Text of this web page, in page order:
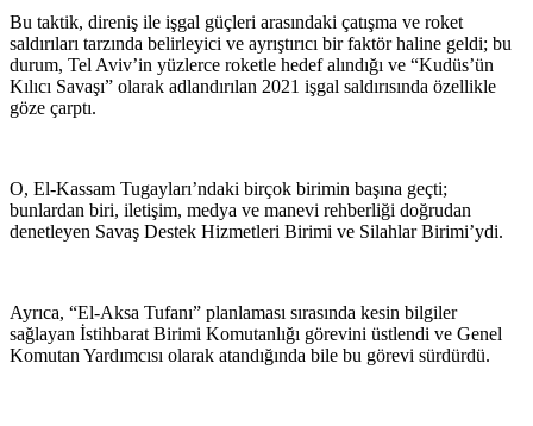
Bu taktik, direniş ile işgal güçleri arasındaki çatışma ve roket
saldırıları tarzında belirleyici ve ayrıştırıcı bir faktör haline geldi; bu
durum, Tel Aviv’in yüzlerce roketle hedef alındığı ve “Kudüs’ün
Kılıcı Savaşı” olarak adlandırılan 2021 işgal saldırısında özellikle
göze çarptı.
O, El-Kassam Tugayları’ndaki birçok birimin başına geçti;
bunlardan biri, iletişim, medya ve manevi rehberliği doğrudan
denetleyen Savaş Destek Hizmetleri Birimi ve Silahlar Birimi’ydi.
Ayrıca, “El-Aksa Tufanı” planlaması sırasında kesin bilgiler
sağlayan İstihbarat Birimi Komutanlığı görevini üstlendi ve Genel
Komutan Yardımcısı olarak atandığında bile bu görevi sürdürdü.